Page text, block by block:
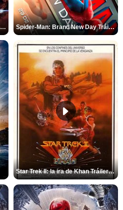
Ant-Man y la Avispa: Quantumanía Tráiler (2) Spider-Man: Brand New Day Tráiler (3)
Star Trek II: la ira de Khan Tráiler VO